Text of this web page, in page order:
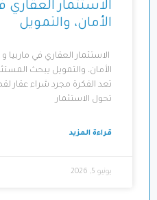
الاستثمار العقاري
الأمان، والتمويل
الاستثمار العقاري في ماربيا
الأمان، والتمويل يبحث
تعد الفكرة مجرد شراء عقار
تحول الاستثمار
قراءة المزيد
يونيو 5, 2026